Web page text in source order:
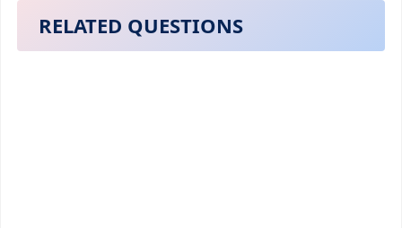
RELATED QUESTIONS